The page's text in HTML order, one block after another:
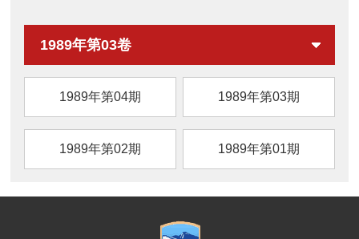
1989年第03卷
1989年第04期 1989年第03期
1989年第02期 1989年第01期